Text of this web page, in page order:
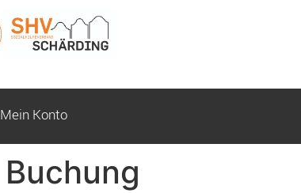
Mein Konto
Buchung